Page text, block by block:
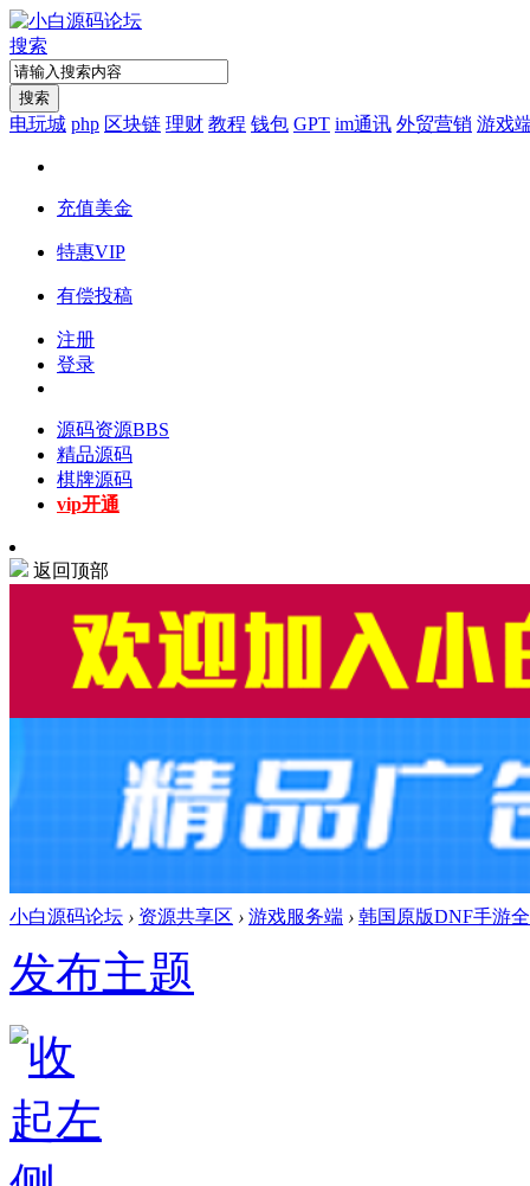
搜索
搜索
电玩城 php 区块链 理财 教程 钱包 GPT im通讯 外贸营销 游戏
充值美金
特惠VIP
有偿投稿
注册
登录
源码资源BBS
精品源码
棋牌源码
vip开通
返回顶部
小白源码论坛 › 资源共享区 › 游戏服务端 › 韩国原版DNF手游
发布主题